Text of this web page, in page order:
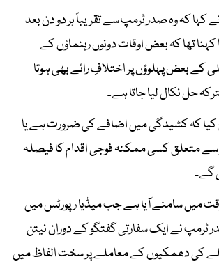
کہا کہ وہ صدر ٹرمپ سے تقریباً ہر دو دن بعد
کہنا تھا کہ بعض اوقات دونوں رہنماؤں کے
بعض پہلوؤں پر اختلافِ رائے بھی ہوتا
حل نکال لیا جاتا ہے۔
کیا کہ کشیدگی میں اضافے کی ضرورت ہے یا
سے متعلق کسی ممکنہ فوجی اقدام کا فیصلہ
گے۔
میں سامنے آیا ہے جب میڈیا رپورٹس میں
ٹرمپ نے ایک سفارتی گفتگو کے دوران نیتن
کی دھمکیوں کے معاملے پر سخت الفاظ میں